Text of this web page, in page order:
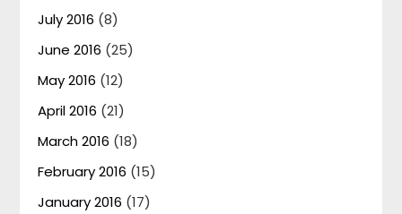
July 2016 (8)
June 2016 (25)
May 2016 (12)
April 2016 (21)
March 2016 (18)
February 2016 (15)
January 2016 (17)